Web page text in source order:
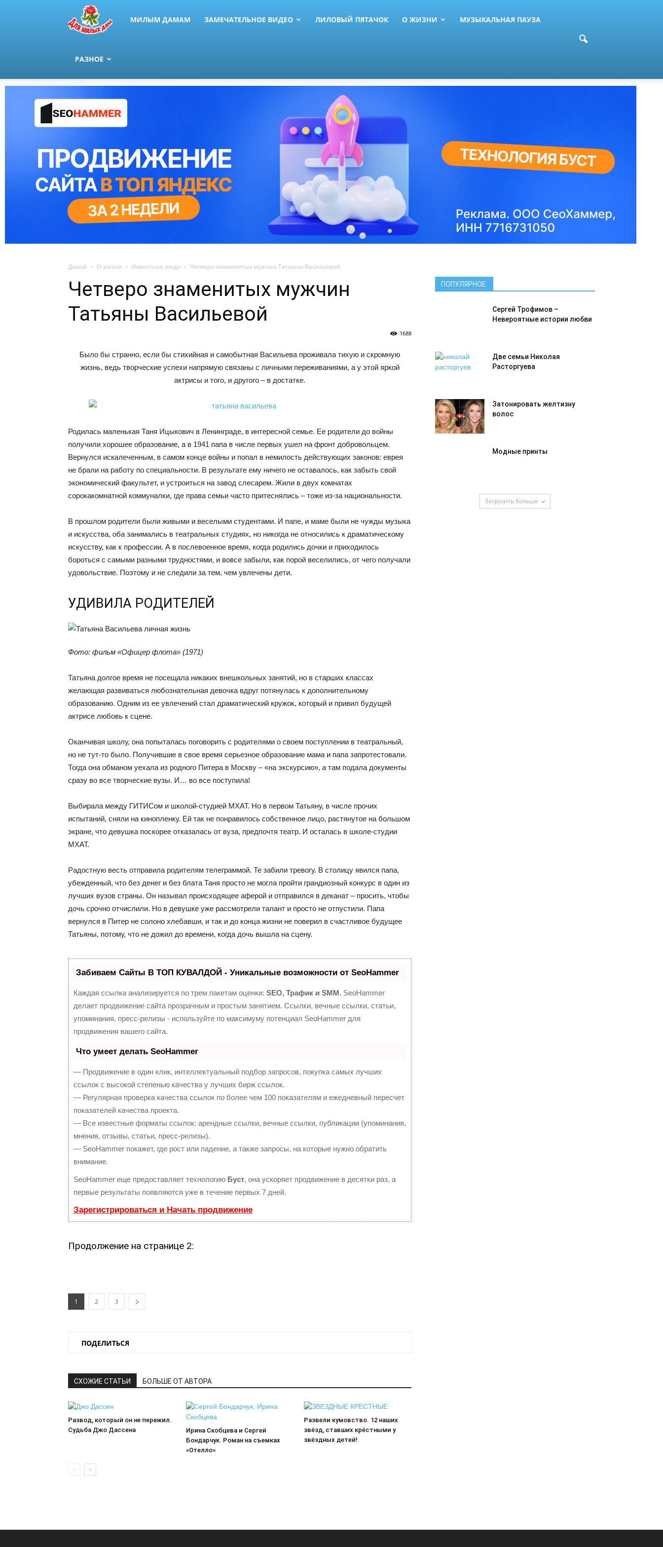
МИЛЫМ ДАМАМ ЗАМЕЧАТЕЛЬНОЕ ВИДЕО ЛИЛОВЫЙ ПЯТАЧОК О ЖИЗНИ МУЗЫКАЛЬНАЯ ПАУЗА
РАЗНОЕ
Домой О жизни Известные люди Четверо знаменитых мужчин Татьяны Васильевой
Четверо знаменитых мужчин
Татьяны Васильевой
1688
Было бы странно, если бы стихийная и самобытная Васильева проживала тихую и скромную
жизнь, ведь творческие успехи напрямую связаны с личными переживаниями, а у этой яркой
актрисы и того, и другого – в достатке.
Родилась маленькая Таня Ицыкович в Ленинграде, в интересной семье. Ее родители до войны
получили хорошее образование, а в 1941 папа в числе первых ушел на фронт добровольцем.
Вернулся искалеченным, в самом конце войны и попал в немилость действующих законов: еврея
не брали на работу по специальности. В результате ему ничего не оставалось, как забыть свой
экономический факультет, и устроиться на завод слесарем. Жили в двух комнатах
сорокакомнатной коммуналки, где права семьи часто притеснялись – тоже из-за национальности.
В прошлом родители были живыми и веселыми студентами. И папе, и маме были не чужды музыка
и искусства, оба занимались в театральных студиях, но никогда не относились к драматическому
искусству, как к профессии. А в послевоенное время, когда родились дочки и приходилось
бороться с самыми разными трудностями, и вовсе забыли, как порой веселились, от чего получали
удовольствие. Поэтому и не следили за тем, чем увлечены дети.
УДИВИЛА РОДИТЕЛЕЙ
Фото: фильм «Офицер флота» (1971)
Татьяна долгое время не посещала никаких внешкольных занятий, но в старших классах
желающая развиваться любознательная девочка вдруг потянулась к дополнительному
образованию. Одним из ее увлечений стал драматический кружок, который и привил будущей
актрисе любовь к сцене.
Оканчивая школу, она попыталась поговорить с родителями о своем поступлении в театральный,
но не тут-то было. Получившие в свое время серьезное образование мама и папа запротестовали.
Тогда она обманом уехала из родного Питера в Москву – «на экскурсию», а там подала документы
сразу во все творческие вузы. И… во все поступила!
Выбирала между ГИТИСом и школой-студией МХАТ. Но в первом Татьяну, в числе прочих
испытаний, сняли на кинопленку. Ей так не понравилось собственное лицо, растянутое на большом
экране, что девушка поскорее отказалась от вуза, предпочтя театр. И осталась в школе-студии
МХАТ.
Радостную весть отправила родителям телеграммой. Те забили тревогу. В столицу явился папа,
убежденный, что без денег и без блата Таня просто не могла пройти грандиозный конкурс в один из
лучших вузов страны. Он называл происходящее аферой и отправился в деканат – просить, чтобы
дочь срочно отчислили. Но в девушке уже рассмотрели талант и просто не отпустили. Папа
вернулся в Питер не солоно хлебавши, и так и до конца жизни не поверил в счастливое будущее
Татьяны, потому, что не дожил до времени, когда дочь вышла на сцену.
Забиваем Сайты В ТОП КУВАЛДОЙ - Уникальные возможности от SeoHammer
Каждая ссылка анализируется по трем пакетам оценки: SEO, Трафик и SMM. SeoHammer
делает продвижение сайта прозрачным и простым занятием. Ссылки, вечные ссылки, статьи,
упоминания, пресс-релизы - используйте по максимуму потенциал SeoHammer для
продвижения вашего сайта.
Что умеет делать SeoHammer
— Продвижение в один клик, интеллектуальный подбор запросов, покупка самых лучших
ссылок с высокой степенью качества у лучших бирж ссылок.
— Регулярная проверка качества ссылок по более чем 100 показателям и ежедневный пересчет
показателей качества проекта.
— Все известные форматы ссылок: арендные ссылки, вечные ссылки, публикации (упоминания,
мнения, отзывы, статьи, пресс-релизы).
— SeoHammer покажет, где рост или падение, а также запросы, на которые нужно обратить
внимание.
SeoHammer еще предоставляет технологию Буст, она ускоряет продвижение в десятки раз, а
первые результаты появляются уже в течение первых 7 дней.
Зарегистрироваться и Начать продвижение
Продолжение на странице 2:
1 2 3
ПОДЕЛИТЬСЯ
СХОЖИЕ СТАТЬИ БОЛЬШЕ ОТ АВТОРА
Развод, который он не пережил.
Судьба Джо Дассена
Ирина Скобцева и Сергей
Бондарчук. Роман на съемках
«Отелло»
Развели кумовство. 12 наших
звёзд, ставших крёстными у
звёздных детей!
ПОПУЛЯРНОЕ:
Сергей Трофимов –
Невероятные истории любви
Две семьи Николая
Расторгуева
Затонировать желтизну
волос
Модные принты
Загрузить больше